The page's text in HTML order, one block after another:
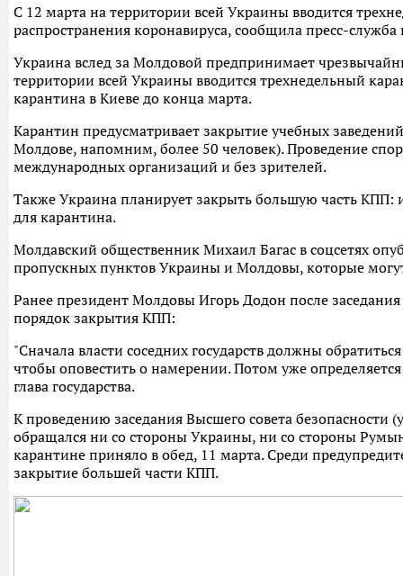
С 12 марта на территории всей Украины вводится
распространения коронавируса, сообщила пресс-
Украина вслед за Молдовой предпринимает
территории всей Украины вводится трехнедельный
карантина в Киеве до конца марта.
Карантин предусматривает закрытие учебных
Молдове, напомним, более 50 человек). Проведение
международных организаций и без зрителей.
Также Украина планирует закрыть большую часть КПП:
для карантина.
Молдавский общественник Михаил Багас в соцсетях
пропускных пунктов Украины и Молдовы, которые
Ранее президент Молдовы Игорь Додон после
порядок закрытия КПП:
"Сначала власти соседних государств должны
чтобы оповестить о намерении. Потом уже
глава государства.
К проведению заседания Высшего совета
обращался ни со стороны Украины, ни со стороны
карантине приняло в обед, 11 марта. Среди
закрытие большей части КПП.